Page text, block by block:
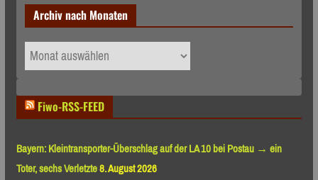
Archiv nach Monaten
Archiv
nach
Fiwo-RSS-FEED
Bayern: Kleintransporter-Überschlag auf der LA 10 bei Postau → ein
Toter, sechs Verletzte8. August 2026